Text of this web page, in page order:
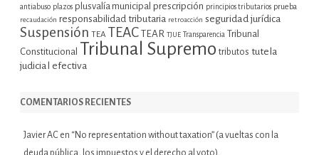
antiabuso plazos plusvalía municipal prescripción principios tributarios prueba
recaudación responsabilidad tributaria retroacción seguridad jurídica
Suspensión TEA TEAC TEAR TJUE Transparencia Tribunal
Constitucional Tribunal Supremo tributos tutela
judicial efectiva
COMENTARIOS RECIENTES
Javier AC en “No representation without taxation” (a vueltas con la
deuda pública, los impuestos y el derecho al voto).